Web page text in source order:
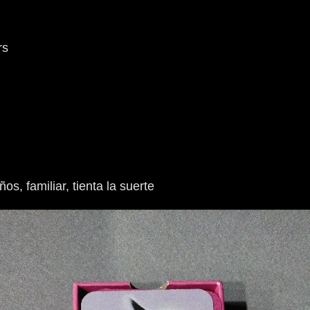
familiar, tienta la suerte